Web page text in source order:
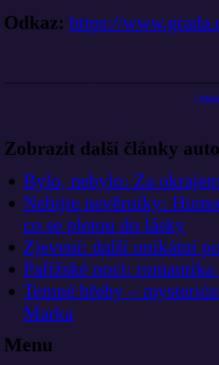
Odkaz: https://
<
Zobrazit další články
Bylo, nebylo: Za
Nebijte nevěrníky:
co se pletou do lásky
Zjevení: další unikátní
Pařížské noci: romantika
Temné břehy –
Marka
Menu